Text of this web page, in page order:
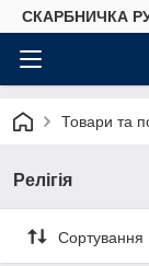
СКАРБНИЧКА
Товари та
Релігія
Сортування